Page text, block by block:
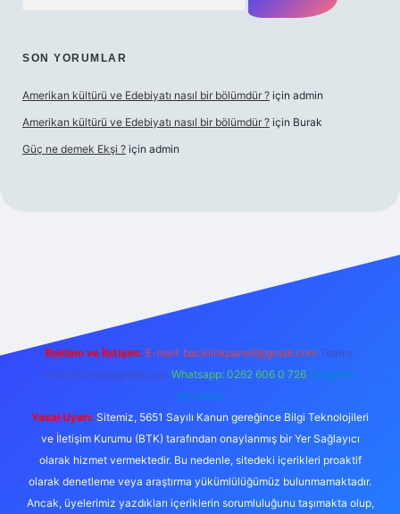
SON YORUMLAR
Amerikan kültürü ve Edebiyatı nasıl bir bölümdür ? için admin
Amerikan kültürü ve Edebiyatı nasıl bir bölümdür ? için Burak
Güç ne demek Ekşi ? için admin
Reklam ve İletişim: E-mail: backlinkpaneli@gmail.com Teams:
forumhizmeti@gmail.com Whatsapp: 0262 606 0 726 Telegram:
@karabul
Yasal Uyarı: Sitemiz, 5651 Sayılı Kanun gereğince Bilgi Teknolojileri
ve İletişim Kurumu (BTK) tarafından onaylanmış bir Yer Sağlayıcı
olarak hizmet vermektedir. Bu nedenle, sitedeki içerikleri proaktif
olarak denetleme veya araştırma yükümlülüğümüz bulunmamaktadır.
Ancak, üyelerimiz yazdıkları içeriklerin sorumluluğunu taşımakta olup,